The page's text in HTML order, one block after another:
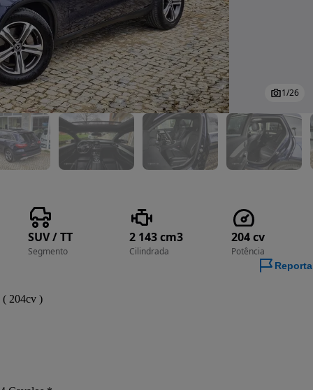
1/26
SUV / TT
Segmento
2 143 cm3
Cilindrada
204 cv
Potência
204cv )